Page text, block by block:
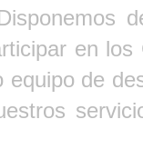
en
equipo de